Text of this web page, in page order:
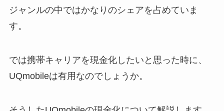
ジャンルの中ではかなりのシェアを占めていま
す。
では携帯キャリアを現金化したいと思った時に、
UQmobileは有用なのでしょうか。